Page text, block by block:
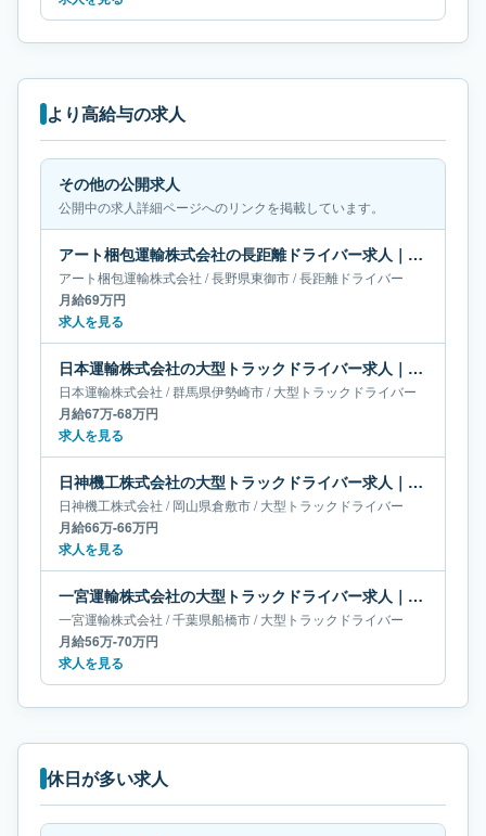
より高給与の求人
その他の公開求人
公開中の求人詳細ページへのリンクを掲載しています。
アート梱包運輸株式会社の長距離ドライバー求人｜長野県東御市｜月給69万円
アート梱包運輸株式会社 /長野県東御市/長距離ドライバー
月給69万円
求人を見る
日本運輸株式会社の大型トラックドライバー求人｜群馬県伊勢崎市｜月給67万-68万円
日本運輸株式会社 /群馬県伊勢崎市/大型トラックドライバー
月給67万-68万円
求人を見る
日神機工株式会社の大型トラックドライバー求人｜岡山県倉敷市｜月給66万-66万円
日神機工株式会社 /岡山県倉敷市/大型トラックドライバー
月給66万-66万円
求人を見る
一宮運輸株式会社の大型トラックドライバー求人｜千葉県船橋市｜月給56万-70万円
一宮運輸株式会社 /千葉県船橋市/大型トラックドライバー
月給56万-70万円
求人を見る
休日が多い求人